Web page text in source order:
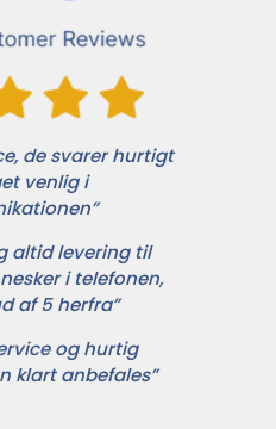
de svarer hurtigt
venlig i
altid levering til
i telefonen,
af 5 herfra”
og hurtig
klart anbefales”